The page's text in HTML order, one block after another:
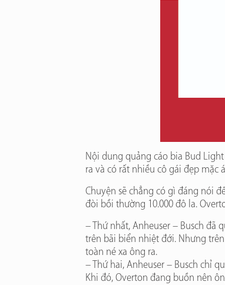
Nội dung quảng cáo bia Bud
ra và có rất nhiều cô gái đẹp
Chuyện sẽ chẳng có gì đáng nói
đòi bồi thường 10.000 đô la.
– Thứ nhất, Anheuser – Busch đã
trên bãi biển nhiệt đới. Nhưng
toàn né xa ông ra.
– Thứ hai, Anheuser – Busch chỉ
Khi đó, Overton đang buồn nên